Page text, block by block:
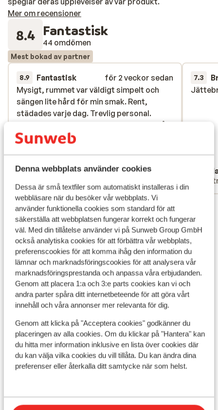
Denna webbplats använder cookies
Dessa är små textfiler som automatiskt installeras i din
webbläsare när du besöker vår webbplats. Vi
använder funktionella cookies som standard för att
säkerställa att webbplatsen fungerar korrekt och fungerar
väl. Med din tillåtelse använder vi på Sunweb Group GmbH
också analytiska cookies för att förbättra vår webbplats,
preferenscookies för att komma ihåg den information du
lämnar och marknadsföringscookies för att analysera vår
marknadsföringsprestanda och anpassa våra erbjudanden.
Genom att placera 1:a och 3:e parts cookies kan vi och
andra parter spåra ditt internetbeteende för att göra vårt
innehåll och våra annonser mer relevanta för dig.
Genom att klicka på "Acceptera cookies" godkänner du
placeringen av alla cookies. Om du klickar på "Hantera" kan
du hitta mer information inklusive en lista över cookies där
du kan välja vilka cookies du vill tillåta. Du kan ändra dina
preferenser eller återkalla ditt samtycke när som helst.
Mer om recensioner
8.4 Fantastisk
44 omdömen
Mest bokad av partner
8.9 Fantastisk
för 2 veckor sedan
Mysigt, rummet var väldigt simpelt och
sängen lite hård för min smak. Rent,
städades varje dag. Trevlig personal.
Jättefin strand och bra läge, allt finns på
gångavstånd. Däremot fick man inte ha
mycket att välja på i beachbaren.
Mysigt, rummet var väldigt simpelt och
sängen lite hård för min smak. Rent,
städades varje dag. Trevlig personal.
Jättefin strand och bra läge, allt finns på
gångavstånd. Däremot fick man inte ha
Anonym
Ensam förälder
7.3
Visa alla 44 omdömen
Läge
Visa på karta
I området
Vid stranden (solstolar)
Avstånd till centrum: ca 500 m
Andra boenden i Lefkas